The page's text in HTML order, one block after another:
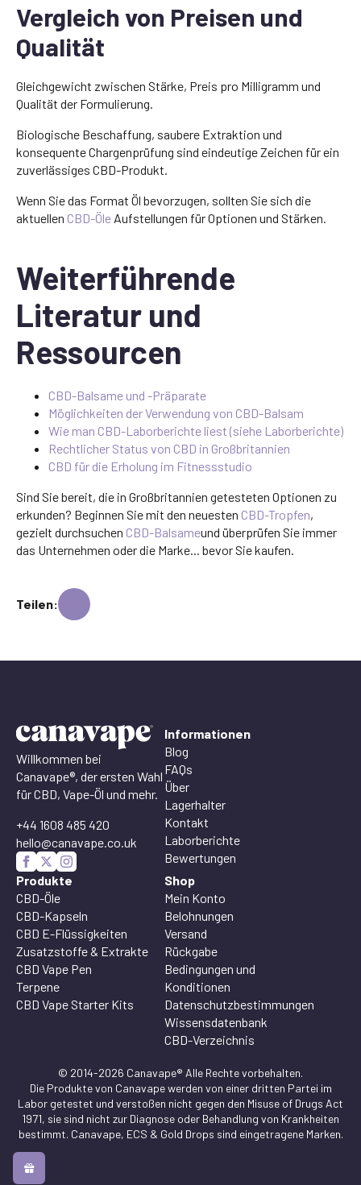
Vergleich von Preisen und
Qualität
Gleichgewicht zwischen Stärke, Preis pro Milligramm und
Qualität der Formulierung.
Biologische Beschaffung, saubere Extraktion und
konsequente Chargenprüfung sind eindeutige Zeichen für ein
zuverlässiges CBD-Produkt.
Wenn Sie das Format Öl bevorzugen, sollten Sie sich die
aktuellen CBD-Öle Aufstellungen für Optionen und Stärken.
Weiterführende
Literatur und
Ressourcen
CBD-Balsame und -Präparate
Möglichkeiten der Verwendung von CBD-Balsam
Wie man CBD-Laborberichte liest (siehe Laborberichte)
Rechtlicher Status von CBD in Großbritannien
CBD für die Erholung im Fitnessstudio
Sind Sie bereit, die in Großbritannien getesteten Optionen zu
erkunden? Beginnen Sie mit den neuesten CBD-Tropfen,
gezielt durchsuchen CBD-Balsameund überprüfen Sie immer
das Unternehmen oder die Marke... bevor Sie kaufen.
Teilen:
Willkommen bei
Canavape®, der ersten Wahl
für CBD, Vape-Öl und mehr.
+44 1608 485 420
hello@canavape.co.uk
Informationen
Blog
FAQs
Über
Lagerhalter
Kontakt
Laborberichte
Bewertungen
Produkte
CBD-Öle
CBD-Kapseln
CBD E-Flüssigkeiten
Zusatzstoffe & Extrakte
CBD Vape Pen
Terpene
CBD Vape Starter Kits
Shop
Mein Konto
Belohnungen
Versand
Rückgabe
Bedingungen und
Konditionen
Datenschutzbestimmungen
Wissensdatenbank
CBD-Verzeichnis
© 2014-2026 Canavape® Alle Rechte vorbehalten.
Die Produkte von Canavape werden von einer dritten Partei im
Labor getestet und verstoßen nicht gegen den Misuse of Drugs Act
1971, sie sind nicht zur Diagnose oder Behandlung von Krankheiten
bestimmt. Canavape, ECS & Gold Drops sind eingetragene Marken.